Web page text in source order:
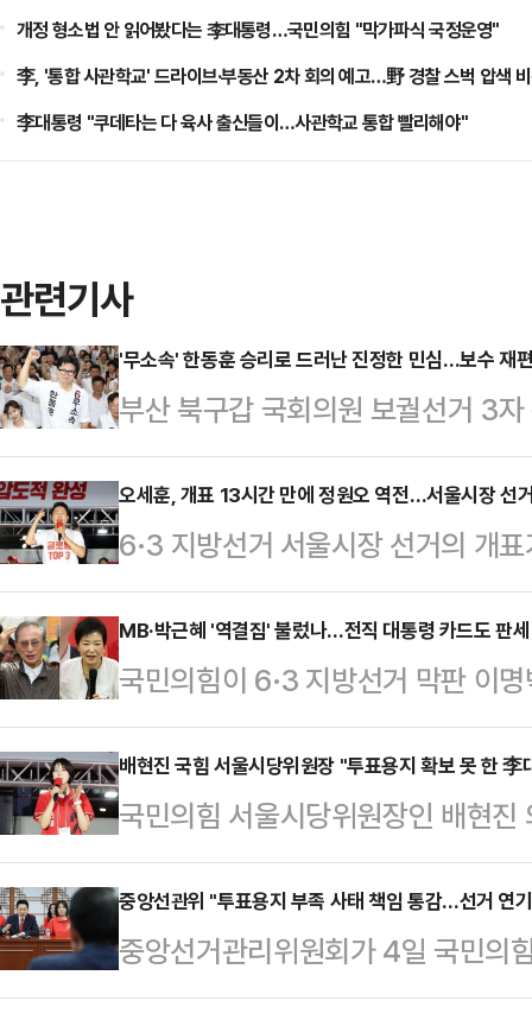
개정 형소법 안 읽어봤다는 李대통령…국민의힘 "막가파식 국정운영"
李, '통합 사관학교' 드라이브·부동산 2차 회의 예고…野 경찰 스벅 압색
李대통령 "쿠데타는 다 육사 출신들이…사관학교 통합 빨리해야"
관련기사
'무소속' 한동훈 승리로 드러난 진정한 민심…보수 재
부산 북구갑 국회의원 보궐선거 3
거두면서 이번 결과가 향후 보수 재
고 있다. 이번 승리가 이재명 정부
국민의힘 지도부를 향한 보수층 내
분석이 나온다.한동훈 당선인은 4
상황에서 42.99%를 득표해 하정
후보를 따돌리고 당선을 확정지었
15.76%를 얻었…
오세훈, 개표 13시간 만에 정원오 역전…서울시장 선
6·3 지방선거 서울시장 선거의 개
훈 국민의힘 후보가 정원오 더불어
표 시작 13시간여 만이다.이날 중
94.12% 상황에서 오 후보가
섰다.정 후보는 48.59%(239만
하고 있다. 두 후보 간 격차는 단
야말로 초박빙 양상이다.한편, 선
MB·박근혜 '역결집' 불렀나…전직 대통령 카드도 판
국민의힘이 6·3 지방선거 막판 이
었지만, 판세 반전으로 이어지지는
워 막판 표심 자극을 시도했으나,
이었다.4일 오전 4시 기준 지방선
은 13곳에서 자당 후보가 당선을
전통적 강세 지역인 대구·경북·경
의 등판은 국민의힘에 적지 않은 부
치러진 선거에서 …
배현진 국힘 서울시당위원장 "투표용지 확보 못 한 李
국민의힘 서울시당위원장인 배현
지 부족 사태와 관련해 "선거 개입
대해서 대통령으로서 사죄하고, 중
문책해야 한다"고 밝혔다.배현진
고 "중앙선관위는 이 사건 대해 갑
중앙선관위 "투표용지 부족 사태 책임 통감…선거 연
중앙선거관리위원회가 4일 국민의
련 재선거 요구에 대해 "공직선거법